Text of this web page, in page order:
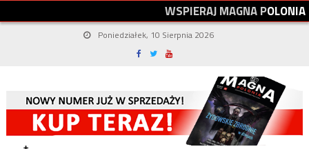
WSPIERAJMAGNAPOLONIA
Poniedziałek, 10 Sierpnia 2026